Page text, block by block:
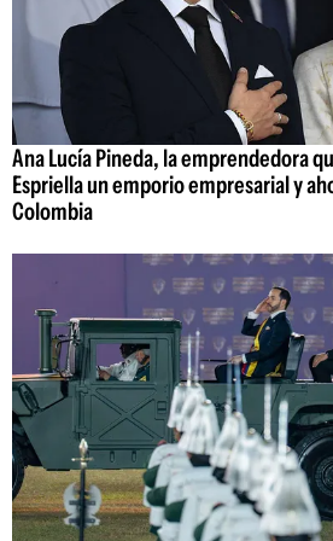
Ana Lucía Pineda, la emprendedora
Espriella un emporio empresarial y
Colombia